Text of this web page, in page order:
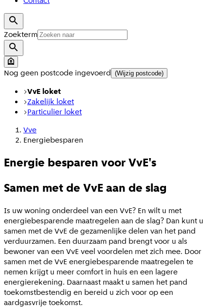
Zoekterm
Nog geen postcode ingevoerd (Wijzig postcode)
VvE loket
Zakelijk loket
Particulier loket
Vve
Energiebesparen
Energie besparen voor VvE's
Samen met de VvE aan de slag
Is uw woning onderdeel van een VvE? En wilt u met
energiebesparende maatregelen aan de slag? Dan kunt u
samen met de VvE de gezamenlijke delen van het pand
verduurzamen. Een duurzaam pand brengt voor u als
bewoner van een VvE veel voordelen met zich mee. Door
samen met de VvE energiebesparende maatregelen te
nemen krijgt u meer comfort in huis en een lagere
energierekening. Daarnaast maakt u samen het pand
toekomstbestendig en bereid u zich voor op een
aardgasvrije toekomst.